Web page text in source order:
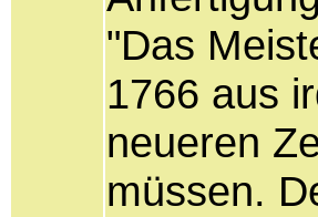
"Das
1766 aus
neueren
müssen.